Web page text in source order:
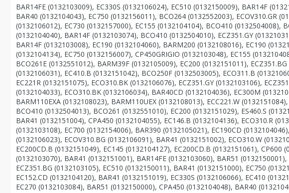
BAR14FE (0132103009), EC330S (0132106024), EC510 (0132150009), BAR14F
BAR40 (0132104043), EC750 (0132156011), BCO264 (0132552003), ECOV310.GR
(0132106012), EC730 (0132157000), EC155 (0132104104), BCO410 (0132504008),
(0132104040), BAR14F (0132103074), BCO410 (0132504010), ECZ351.GY
BAR14F (0132103008), EC190 (0132104060), BARM200 (0132108016), EC190
(0132104134), EC750 (0132156007), CP450GRIGIO (0132103048), EC155
BCO261E (0132551012), BARM39F (0132105009), EC200 (0132151011),
(0132106031), EC410.B (0132151042), BCO250F (0132503005), ECO311.B
EC221R (0132151075), ECO310.BK (0132106076), ECZ351.GY (0132103106),
(0132104033), ECO310.BK (0132106034), BAR40CD (0132104036), EC300M
BARM110EXA (0132108023), BARM110UEX (0132108013), ECC221.W
BCO410 (0132504013), BCO261 (0132551010), EC200 (0132151029), ES460.S
BAR41 (0132151004), CPA450 (0132104055), EC146.B (0132104136), ECO310.R
(0132103108), EC700 (0132154006), BAR390 (0132105021), EC190CD
(0132106023), ECOV310.BG (0132106091), BAR41 (0132151002), ECO310.W
EC200CD.B (0132151049), EC145 (0132104127), EC200CD.B (0132151061), CP600
(0132103070), BAR41 (0132151001), BAR14FE (0132103060), BAR51
ECZ351.BG (0132103105), EC510 (0132150011), BAR41 (0132151000), EC750
EC152.CD (0132104120), BAR41 (0132151019), EC330S (0132106066), EC410
EC270 (0132103084), BAR51 (0132150000), CPA450 (0132104048), BAR40